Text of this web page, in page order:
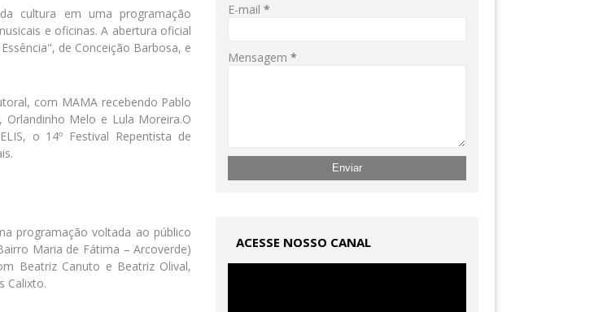
cultura em uma programação
e oficinas. A abertura oficial
de Conceição Barbosa, e
com MAMA recebendo Pablo
Melo e Lula Moreira.O
o 14º Festival Repentista de
programação voltada ao público
Maria de Fátima – Arcoverde)
Beatriz Canuto e Beatriz Olival,
Calixto.
E-mail*
Mensagem*
ACESSE NOSSO CANAL